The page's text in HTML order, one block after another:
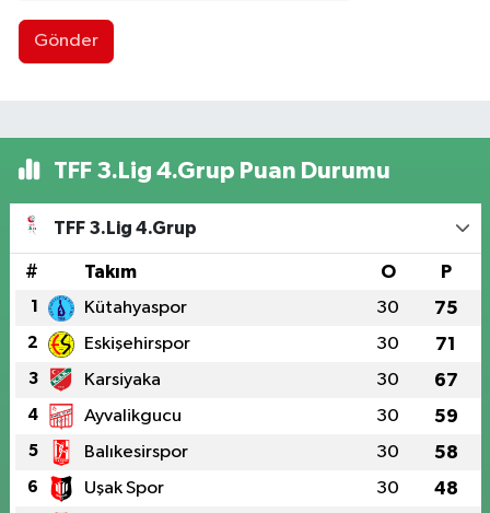
Gönder
TFF 3.Lig 4.Grup Puan Durumu
TFF 3.Lig 4.Grup
# Takım O P
1 Kütahyaspor 30 75
2 Eskişehirspor 30 71
3 Karsiyaka 30 67
4 Ayvalikgucu 30 59
5 Balıkesirspor 30 58
6 Uşak Spor 30 48